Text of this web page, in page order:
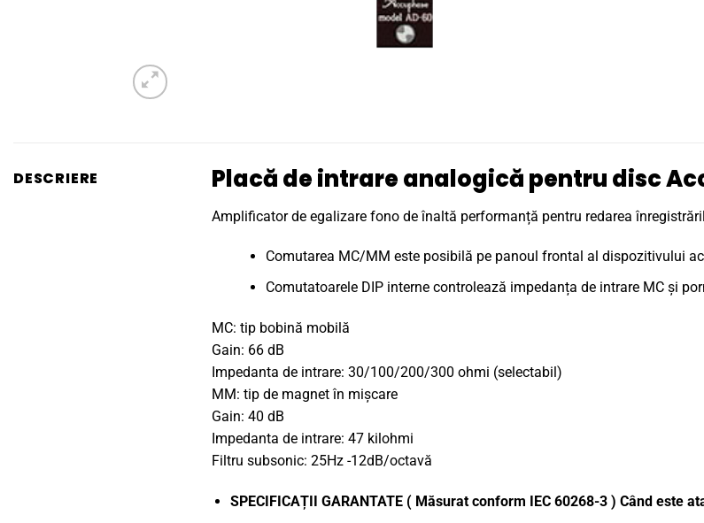
DESCRIERE Placă de intrare analogică pentru disc
Amplificator de egalizare fono de înaltă performanță pentru redarea
Comutarea MC/MM este posibilă pe panoul frontal al dispozitivului
Comutatoarele DIP interne controlează impedanța de intrare MC și
MC: tip bobină mobilă
Gain: 66 dB
Impedanta de intrare: 30/100/200/300 ohmi (selectabil)
MM: tip de magnet în mișcare
Gain: 40 dB
Impedanta de intrare: 47 kilohmi
Filtru subsonic: 25Hz -12dB/octavă
SPECIFICAȚII GARANTATE ( Măsurat conform IEC 60268-3 ) Când este